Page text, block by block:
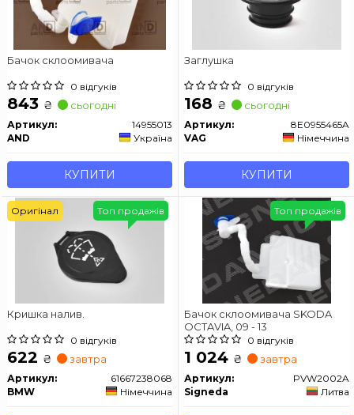
Бачок склоомивача
0 відгуків
843 ₴ сьогодні
Артикул:
14955013
AND
Україна
КУПИТИ
Заглушка
0 відгуків
168 ₴ сьогодні
Артикул:
8E0955465A
VAG
Німеччина
КУПИТИ
Кришка налив.
0 відгуків
622 ₴ завтра
Артикул:
61667238068
BMW
Німеччина
Топ продажів
Оригінал
Бачок склоомивача SKODA
OCTAVIA, 09 - 13
0 відгуків
1 024 ₴ завтра
Артикул:
PVW2002A
Signeda
Литва
Топ продажів